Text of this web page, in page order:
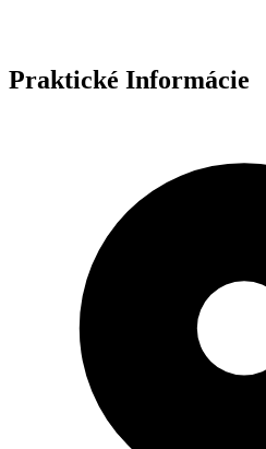
Praktické Informácie